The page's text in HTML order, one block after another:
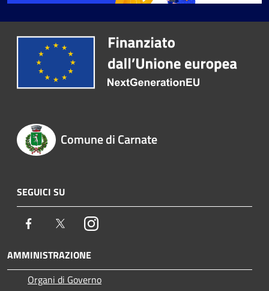
Comune di Carnate
SEGUICI SU
Facebook TwitterInstagram
AMMINISTRAZIONE
Organi di Governo